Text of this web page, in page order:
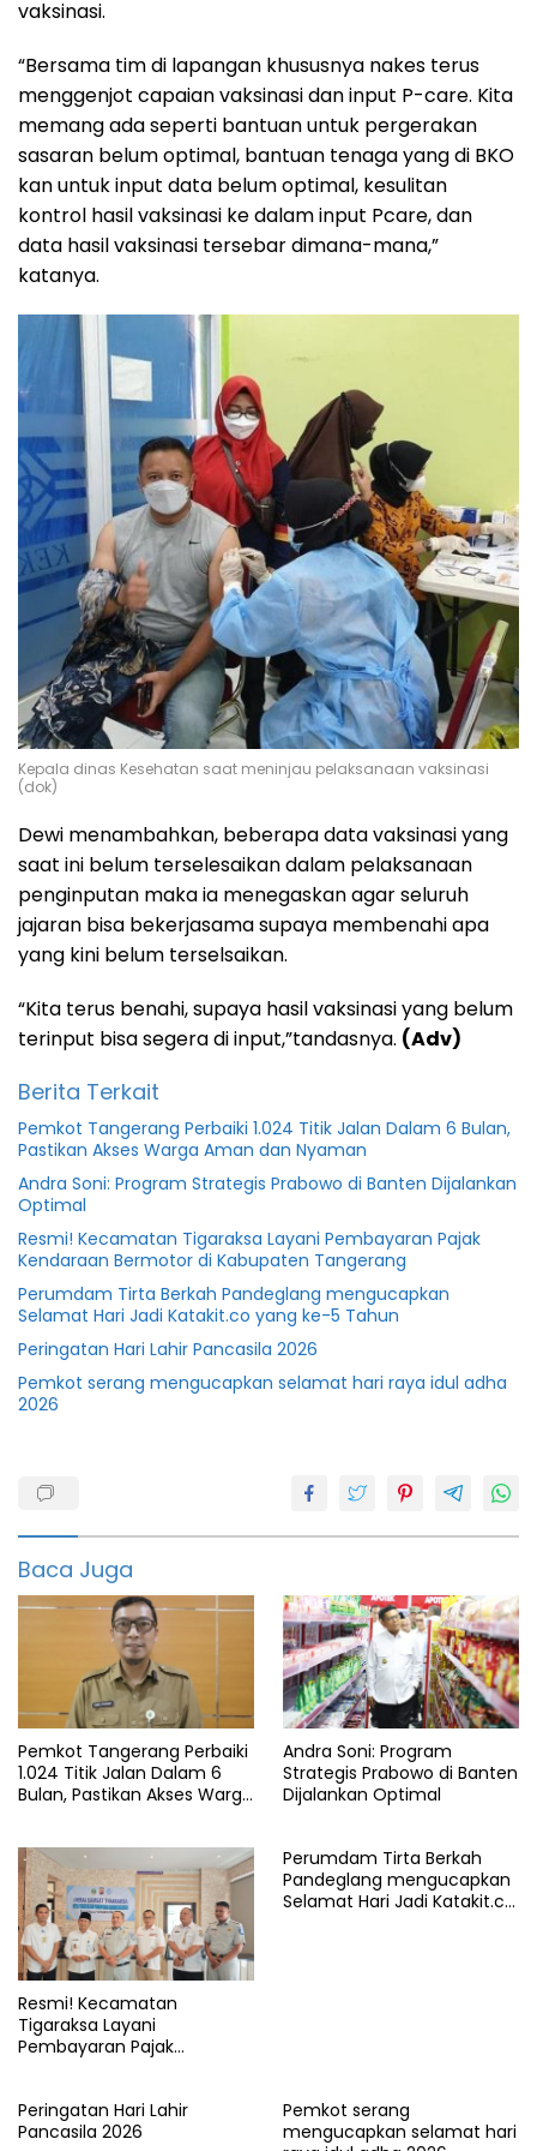
vaksinasi.
“Bersama tim di lapangan khususnya nakes terus
menggenjot capaian vaksinasi dan input P-care. Kita
memang ada seperti bantuan untuk pergerakan
sasaran belum optimal, bantuan tenaga yang di BKO
kan untuk input data belum optimal, kesulitan
kontrol hasil vaksinasi ke dalam input Pcare, dan
data hasil vaksinasi tersebar dimana-mana,”
katanya.
Kepala dinas Kesehatan saat meninjau pelaksanaan vaksinasi
(dok)
Dewi menambahkan, beberapa data vaksinasi yang
saat ini belum terselesaikan dalam pelaksanaan
penginputan maka ia menegaskan agar seluruh
jajaran bisa bekerjasama supaya membenahi apa
yang kini belum terselsaikan.
“Kita terus benahi, supaya hasil vaksinasi yang belum
terinput bisa segera di input,”tandasnya. (Adv)
Berita Terkait
Pemkot Tangerang Perbaiki 1.024 Titik Jalan Dalam 6 Bulan,
Pastikan Akses Warga Aman dan Nyaman
Andra Soni: Program Strategis Prabowo di Banten Dijalankan
Optimal
Resmi! Kecamatan Tigaraksa Layani Pembayaran Pajak
Kendaraan Bermotor di Kabupaten Tangerang
Perumdam Tirta Berkah Pandeglang mengucapkan
Selamat Hari Jadi Katakit.co yang ke-5 Tahun
Peringatan Hari Lahir Pancasila 2026
Pemkot serang mengucapkan selamat hari raya idul adha
2026
featured
Kabupaten
Pandeglang
Pemkab
Puskesmas
vaksinasi
Baca Juga
Pemkot Tangerang Perbaiki
1.024 Titik Jalan Dalam 6
Bulan, Pastikan Akses Warga
Andra Soni: Program
Strategis Prabowo di Banten
Dijalankan Optimal
Resmi! Kecamatan
Tigaraksa Layani
Pembayaran Pajak
Perumdam Tirta Berkah
Pandeglang mengucapkan
Selamat Hari Jadi Katakit.co
Peringatan Hari Lahir
Pancasila 2026
Pemkot serang
mengucapkan selamat hari